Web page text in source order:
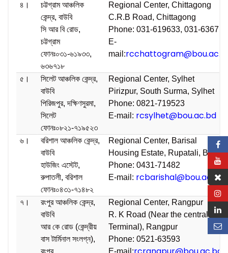
৪।
চট্টগ্রাম আঞ্চলিক
কেন্দ্র, বাউবি
সি আর বি রোড,
চট্টগ্রাম
ফোনঃ০৩১-৬১৯৩৩,
৬৩৬৭১৮
Regional Center, Chittagong
C.R.B Road, Chittagong
Phone: 031-619633, 031-636718
E-
mail:
৫।
সিলেট আঞ্চলিক কেন্দ্র,
বাউবি
পিরিজপুর, দক্ষিণসুরমা,
সিলেট
ফোনঃ০৮২১-৭১৯৫২৩
Regional Center, Sylhet
Pirizpur, South Surma, Sylhet
Phone: 0821-719523
E-mail: rcsylhet@bou.ac.bd
৬।
বরিশাল আঞ্চলিক কেন্দ্র,
বাউবি
হাউজিং এস্টেট,
রুপাতলী, বরিশাল
ফোনঃ০৪৩১-৭১৪৮২
Regional Center, Barisal
Housing Estate, Rupatali, Barisal
Phone: 0431-71482
E-mail: rcbarishal@bou.ac.bd
৭।
রংপুর আঞ্চলিক কেন্দ্র,
বাউবি
আর কে রোড (কেন্দ্রীয়
বাস টার্মিনাল সংলগ্ন),
রংপুর
Regional Center, Rangpur
R. K Road (Near the central Bus
Terminal), Rangpur
Phone: 0521-63593
E-mail: